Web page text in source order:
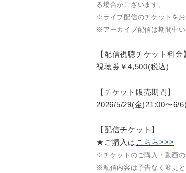
る場合がございます。
※ライブ配信のチケットを
※アーカイブ配信は期間中い
【配信視聴チケット料金
視聴券￥4,500(税込)
【チケット販売期間】
2026/5/29(金)21:00〜6/
【配信チケット】
★ご購入は こちら>>>
※チケットのご購入・動画
※配信内容は予告なく変更と